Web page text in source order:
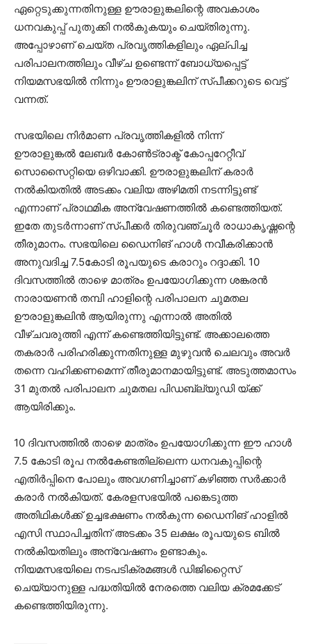
ഏറ്റെടുക്കുന്നതിനുള്ള ഊരാളുങ്കലിന്റെ അവകാശം
ധനവകുപ്പ് പുതുക്കി നൽകുകയും ചെയ്തിരുന്നു.
അപ്പോഴാണ് ചെയ്ത പ്രവൃത്തികളിലും ഏല്പിച്ച
പരിപാലനത്തിലും വീഴ്ച ഉണ്ടെന്ന് ബോധ്യപ്പെട്ട്
നിയമസഭയിൽ നിന്നും ഊരാളുങ്കലിന് സ്പീക്കറുടെ വെട്ട്
വന്നത്.
സഭയിലെ നിർമാണ പ്രവൃത്തികളിൽ നിന്ന്
ഊരാളുങ്കൽ ലേബർ കോൺട്രാക്ട് കോപ്പറേറ്റീവ്
സൊസൈറ്റിയെ ഒഴിവാക്കി. ഊരാളുങ്കലിന് കരാർ
നൽകിയതിൽ അടക്കം വലിയ അഴിമതി നടന്നിട്ടുണ്ട്
എന്നാണ് പ്രാഥമിക അന്വേഷണത്തിൽ കണ്ടെത്തിയത്.
ഇതേ തുടർന്നാണ് സ്പീക്കർ തിരുവഞ്ചൂർ രാധാകൃഷ്ണന്റെ
തീരുമാനം. സഭയിലെ ഡൈനിങ് ഹാൾ നവീകരിക്കാൻ
അനുവദിച്ച 7.5കോടി രൂപയുടെ കരാറും റദ്ദാക്കി. 10
ദിവസത്തിൽ താഴെ മാത്രം ഉപയോഗിക്കുന്ന ശങ്കരൻ
നാരായണൻ തമ്പി ഹാളിന്റെ പരിപാലന ചുമതല
ഊരാളുങ്കലിൻ ആയിരുന്നു എന്നാൽ അതിൽ
വീഴ്ചവരുത്തി എന്ന് കണ്ടെത്തിയിട്ടുണ്ട്. അക്കാലത്തെ
തകരാർ പരിഹരിക്കുന്നതിനുള്ള മുഴുവൻ ചെലവും അവർ
തന്നെ വഹിക്കണമെന്ന് തീരുമാനമായിട്ടുണ്ട്. അടുത്തമാസം
31 മുതൽ പരിപാലന ചുമതല പിഡബ്ല്യുഡി യ്ക്ക്
ആയിരിക്കും.
10 ദിവസത്തിൽ താഴെ മാത്രം ഉപയോഗിക്കുന്ന ഈ ഹാൾ
7.5 കോടി രൂപ നൽകേണ്ടതില്ലെന്ന ധനവകുപ്പിന്റെ
എതിർപ്പിനെ പോലും അവഗണിച്ചാണ് കഴിഞ്ഞ സർക്കാർ
കരാർ നൽകിയത്. കേരളസഭയിൽ പങ്കെടുത്ത
അതിഥികൾക്ക് ഉച്ചഭക്ഷണം നൽകുന്ന ഡൈനിങ് ഹാളിൽ
എസി സ്ഥാപിച്ചതിന് അടക്കം 35 ലക്ഷം രൂപയുടെ ബിൽ
നൽകിയതിലും അന്വേഷണം ഉണ്ടാകും.
നിയമസഭയിലെ നടപടിക്രമങ്ങൾ ഡിജിറ്റൈസ്
ചെയ്യാനുള്ള പദ്ധതിയിൽ നേരത്തെ വലിയ ക്രമക്കേട്
കണ്ടെത്തിയിരുന്നു.